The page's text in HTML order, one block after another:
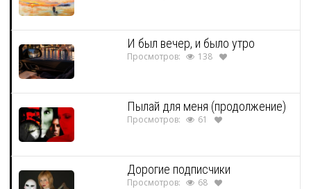
И был вечер, и было утро
Просмотров: 138
Пылай для меня (продолжение)
Просмотров: 61
Дорогие подписчики
Просмотров: 68